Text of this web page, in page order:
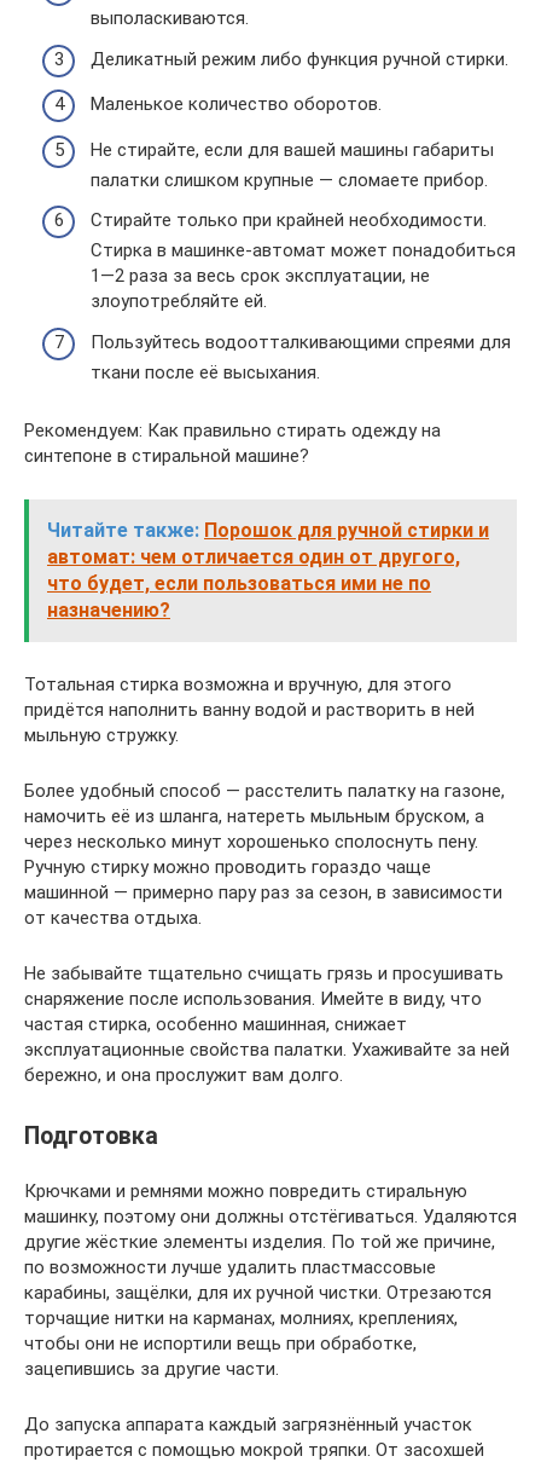
выполаскиваются.
Деликатный режим либо функция ручной стирки.
Маленькое количество оборотов.
Не стирайте, если для вашей машины габариты
палатки слишком крупные — сломаете прибор.
Стирайте только при крайней необходимости.
Стирка в машинке-автомат может понадобиться
1—2 раза за весь срок эксплуатации, не
злоупотребляйте ей.
Пользуйтесь водоотталкивающими спреями для
ткани после её высыхания.
Рекомендуем: Как правильно стирать одежду на
синтепоне в стиральной машине?
Читайте также: Порошок для ручной стирки и
автомат: чем отличается один от другого,
что будет, если пользоваться ими не по
назначению?
Тотальная стирка возможна и вручную, для этого
придётся наполнить ванну водой и растворить в ней
мыльную стружку.
Более удобный способ — расстелить палатку на газоне,
намочить её из шланга, натереть мыльным бруском, а
через несколько минут хорошенько сполоснуть пену.
Ручную стирку можно проводить гораздо чаще
машинной — примерно пару раз за сезон, в зависимости
от качества отдыха.
Не забывайте тщательно счищать грязь и просушивать
снаряжение после использования. Имейте в виду, что
частая стирка, особенно машинная, снижает
эксплуатационные свойства палатки. Ухаживайте за ней
бережно, и она прослужит вам долго.
Подготовка
Крючками и ремнями можно повредить стиральную
машинку, поэтому они должны отстёгиваться. Удаляются
другие жёсткие элементы изделия. По той же причине,
по возможности лучше удалить пластмассовые
карабины, защёлки, для их ручной чистки. Отрезаются
торчащие нитки на карманах, молниях, креплениях,
чтобы они не испортили вещь при обработке,
зацепившись за другие части.
До запуска аппарата каждый загрязнённый участок
протирается с помощью мокрой тряпки. От засохшей